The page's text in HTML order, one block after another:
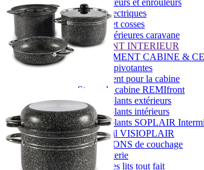
Prolongateurs et enrouleurs
Câbles électriques
Fusibles et cosses
Prises extérieures caravane
EQUIPEMENT INTERIEUR
EQUIPEMENT CABINE &
Embases pivotantes
Equipement pour la cabine
Stores de cabine REMIfront
Volets isolants extérieurs
Volets isolants intérieurs
Volets isolants SOPLAIR
Pare-soleil VISIOPLAIR
SOLUTIONS de couchage
Pour la literie
Couchages lits tout fait